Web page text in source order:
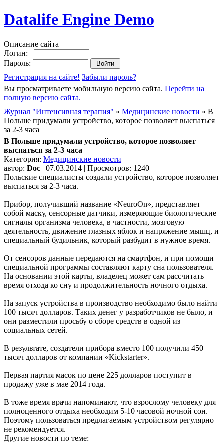
Datalife Engine Demo
Описание сайта
Логин:
Пароль:
Регистрация на сайте! Забыли пароль?
Вы просматриваете мобильную версию сайта. Перейти на
полную версию сайта.
Журнал "Интенсивная терапия" » Медицинские новости » В
Польше придумали устройство, которое позволяет выспаться
за 2-3 часа
В Польше придумали устройство, которое позволяет
выспаться за 2-3 часа
Категория: Медицинские новости
автор: Doc | 07.03.2014 | Просмотров: 1240
Польские специалисты создали устройство, которое позволяет
выспаться за 2-3 часа.
Прибор, получивший название «NeuroOn», представляет
собой маску, сенсорные датчики, измеряющие биологические
сигналы организма человека, в частности, мозговую
деятельность, движение глазных яблок и напряжение мышц, и
специальный будильник, который разбудит в нужное время.
От сенсоров данные передаются на смартфон, и при помощи
специальной программы составляют карту сна пользователя.
На основании этой карты, владелец может сам рассчитать
время отхода ко сну и продолжительность ночного отдыха.
На запуск устройства в производство необходимо было найти
100 тысяч долларов. Таких денег у разработчиков не было, и
они разместили просьбу о сборе средств в одной из
социальных сетей.
В результате, создатели прибора вместо 100 получили 450
тысяч долларов от компании «Kickstarter».
Первая партия масок по цене 225 долларов поступит в
продажу уже в мае 2014 года.
В тоже время врачи напоминают, что взрослому человеку для
полноценного отдыха необходим 5-10 часовой ночной сон.
Поэтому пользоваться предлагаемым устройством регулярно
не рекомендуется.
Другие новости по теме: